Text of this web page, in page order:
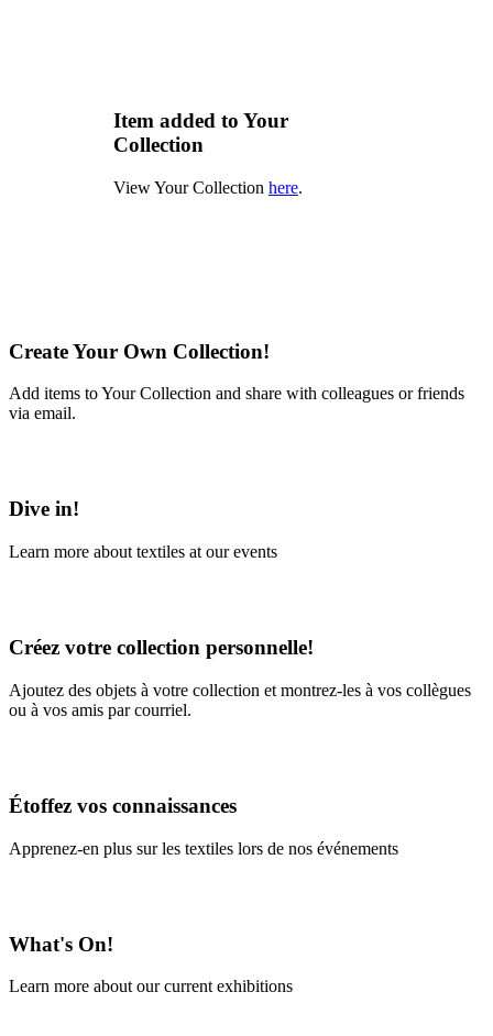
Item added to Your
Collection
View Your Collection here.
Create Your Own Collection!
Add items to Your Collection and share with colleagues or friends
via email.
Dive in!
Learn more about textiles at our events
Créez votre collection personnelle!
Ajoutez des objets à votre collection et montrez-les à vos collègues
ou à vos amis par courriel.
Étoffez vos connaissances
Apprenez-en plus sur les textiles lors de nos événements
What's On!
Learn more about our current exhibitions